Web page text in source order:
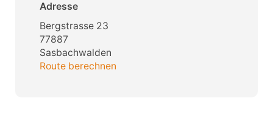
Adresse
Bergstrasse 23
77887
Sasbachwalden
Route berechnen